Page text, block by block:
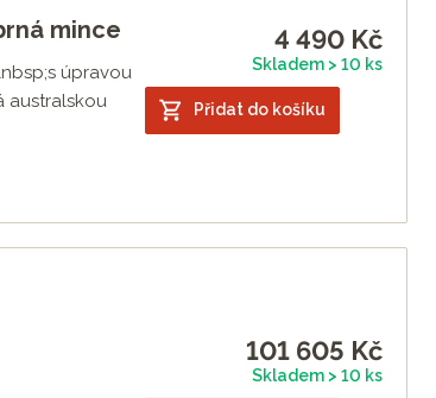
mince
úpravou
australskou
4 490 Kč
Skladem > 10 ks
Přidat do košíku
101 605 Kč
Skladem > 10 ks